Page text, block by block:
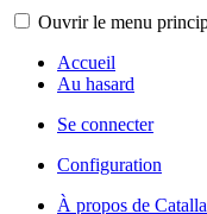
Ouvrir le menu
Accueil
Au hasard
Se connecter
Configuration
À propos de